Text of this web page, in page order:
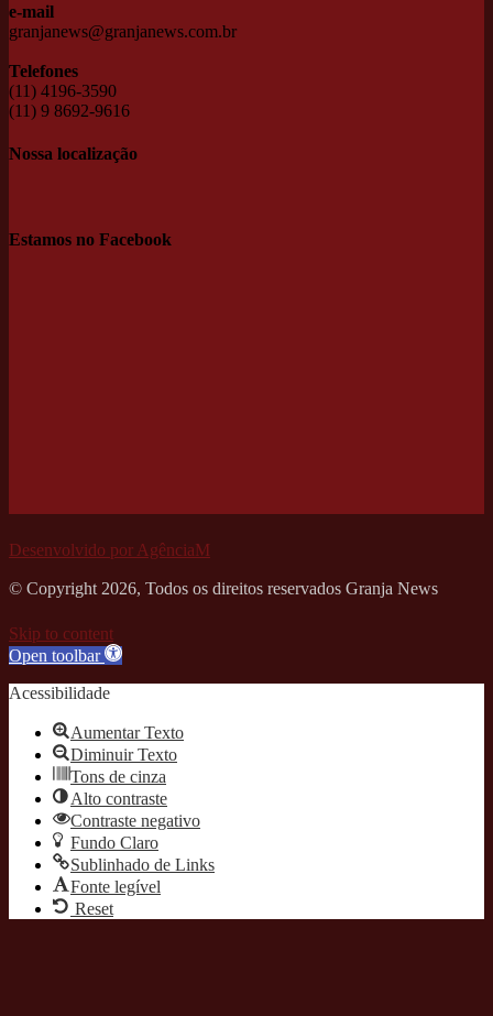
e-mail
granjanews@granjanews.com.br
Telefones
(11) 4196-3590
(11) 9 8692-9616
Nossa localização
Estamos no Facebook
Desenvolvido por AgênciaM
© Copyright 2026, Todos os direitos reservados Granja News
Skip to content
Open toolbar
Acessibilidade
Aumentar Texto
Diminuir Texto
Tons de cinza
Alto contraste
Contraste negativo
Fundo Claro
Sublinhado de Links
Fonte legível
Reset